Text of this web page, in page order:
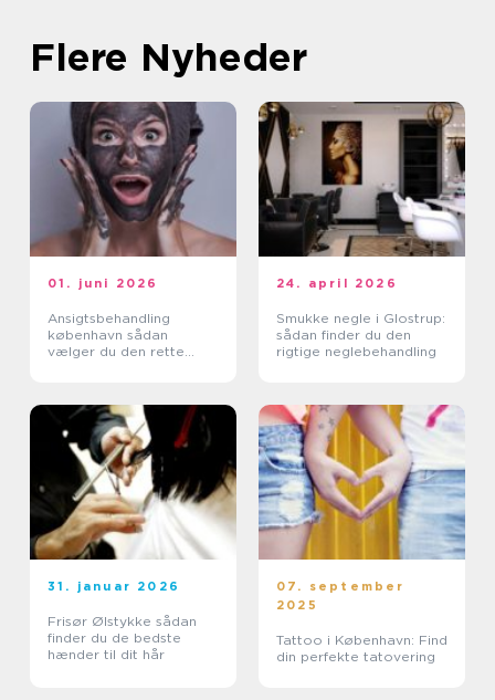
Flere Nyheder
01. juni 2026
Ansigtsbehandling
københavn sådan
vælger du den rette
24. april 2026
Smukke negle i Glostrup:
sådan finder du den
rigtige neglebehandling
31. januar 2026
Frisør Ølstykke sådan
finder du de bedste
hænder til dit hår
07. september
2025
Tattoo i København: Find
din perfekte tatovering